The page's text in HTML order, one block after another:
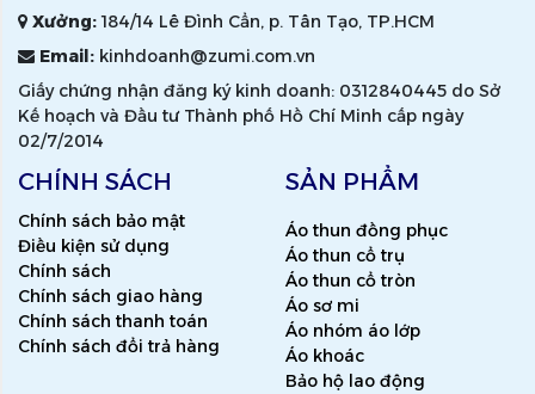
Xưởng:184/14 Lê Đình Cẩn, p. Tân Tạo, TP.HCM
Email: kinhdoanh@zumi.com.vn
Giấy chứng nhận đăng ký kinh doanh: 0312840445 do Sở
Kế hoạch và Đầu tư Thành phố Hồ Chí Minh cấp ngày
02/7/2014
CHÍNH SÁCH
Chính sách bảo mật
Điều kiện sử dụng
Chính sách
Chính sách giao hàng
Chính sách thanh toán
Chính sách đổi trả hàng
SẢN PHẨM
Áo thun đồng phục
Áo thun cổ trụ
Áo thun cổ tròn
Áo sơ mi
Áo nhóm áo lớp
Áo khoác
Bảo hộ lao động